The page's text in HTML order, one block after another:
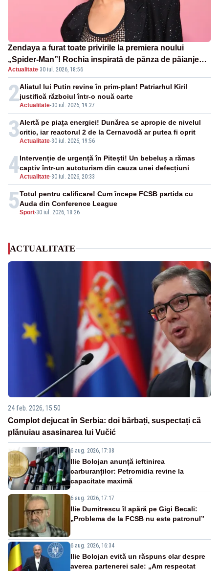
Zendaya a furat toate privirile la premiera noului
„Spider-Man”! Rochia inspirată de pânza de păianjen a
făcut senzație
Actualitate·30 iul. 2026, 18:56
2Actualitate-30 iul. 2026, 19:27
Aliatul lui Putin revine în prim-plan! Patriarhul Kiril
justifică războiul într-o nouă carte
3Actualitate-30 iul. 2026, 19:56
Alertă pe piața energiei! Dunărea se apropie de nivelul
critic, iar reactorul 2 de la Cernavodă ar putea fi oprit
4Actualitate-30 iul. 2026, 20:33
Intervenție de urgență în Pitești! Un bebeluș a rămas
captiv într-un autoturism din cauza unei defecțiuni
5Sport-30 iul. 2026, 18:26
Totul pentru calificare! Cum începe FCSB partida cu
Auda din Conference League
ACTUALITATE
24 feb. 2026, 15:50
Complot dejucat în Serbia: doi bărbați, suspectați că
plănuiau asasinarea lui Vučić
6 aug. 2026, 17:38
Ilie Bolojan anunță ieftinirea
carburanților: Petromidia revine la
capacitate maximă
6 aug. 2026, 17:17
Ilie Dumitrescu îl apără pe Gigi Becali:
„Problema de la FCSB nu este patronul”
6 aug. 2026, 16:34
Ilie Bolojan evită un răspuns clar despre
averea partenerei sale: „Am respectat